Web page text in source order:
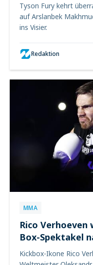
Tyson Fury kehrt
auf Arslanbek
ins Visier.
Redaktion
MMA
Rico Verhoeven
Box-Spektakel
Kickbox-Ikone Rico